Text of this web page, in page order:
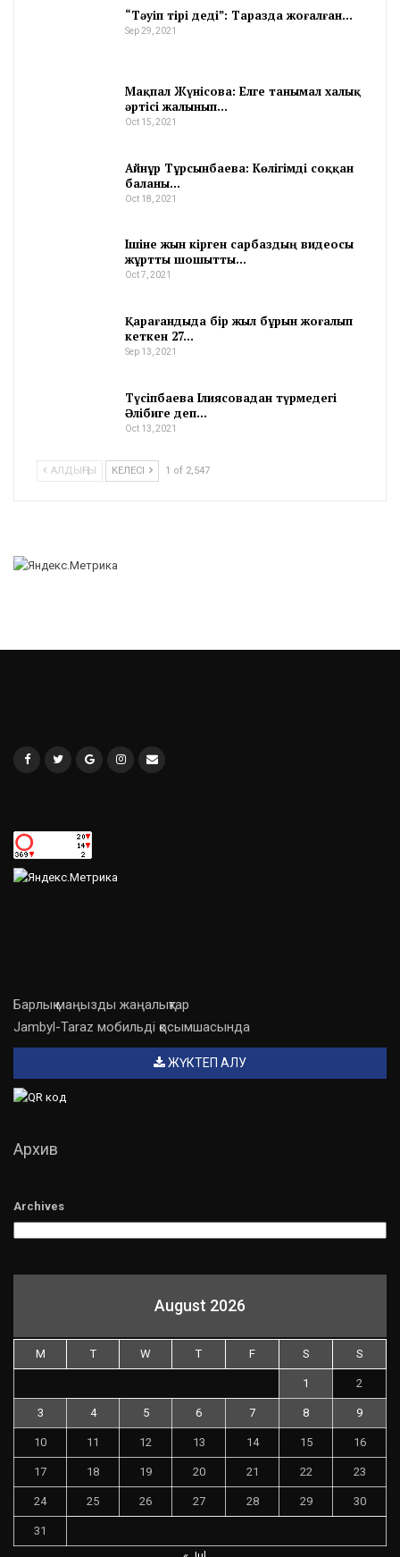
“Тәуіп тірі деді”: Таразда жоғалған…
Sep 29, 2021
Мақпал Жүнісова: Елге танымал халық
әртісі жалынып…
Oct 15, 2021
Айнұр Тұрсынбаева: Көлігімді соққан
баланы…
Oct 18, 2021
Ішіне жын кірген сарбаздың видеосы
жұртты шошытты…
Oct 7, 2021
Қарағандыда бір жыл бұрын жоғалып
кеткен 27…
Sep 13, 2021
Түсіпбаева Ілиясовадан түрмедегі
Әлібиге деп…
Oct 13, 2021
АЛДЫҢҒЫ КЕЛЕСІ 1 of 2,547
Барлық маңызды жаңалықтар
Jambyl-Taraz мобильді қосымшасында
ЖҮКТЕП АЛУ
Архив
Archives
August 2026
M T W T F S S
1 2
3 4 5 6 7 8 9
10 11 12 13 14 15 16
17 18 19 20 21 22 23
24 25 26 27 28 29 30
31